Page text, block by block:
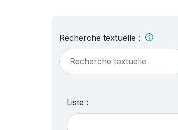
Recherche textuelle :
Liste :